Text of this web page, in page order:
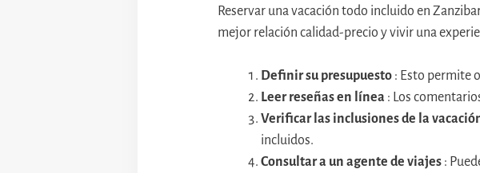
Reservar una vacación todo incluido en
mejor relación calidad-precio y vivir una
Definir su presupuesto : Esto permite
Leer reseñas en línea : Los
Verificar las inclusiones de la
incluidos.
Consultar a un agente de viajes :